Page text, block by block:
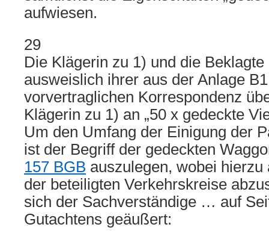
aufwiesen.
29
Die Klägerin zu 1) und die Beklagte
ausweislich ihrer aus der Anlage
vorvertraglichen Korrespondenz
Klägerin zu 1) an „50 x gedeckte
Um den Umfang der Einigung der
ist der Begriff der gedeckten
157 BGB auszulegen, wobei hierzu
der beteiligten Verkehrskreise
sich der Sachverständige … auf
Gutachtens geäußert: